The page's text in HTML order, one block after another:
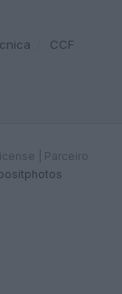
CCF
| Parceiro